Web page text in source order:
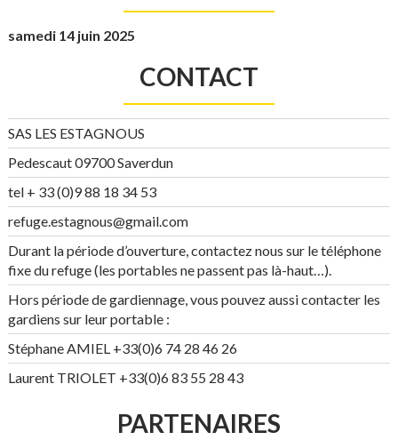
samedi 14 juin 2025
CONTACT
SAS LES ESTAGNOUS
Pedescaut 09700 Saverdun
tel + 33 (0)9 88 18 34 53
refuge.estagnous@gmail.com
Durant la période d’ouverture, contactez nous sur le téléphone
fixe du refuge (les portables ne passent pas là-haut…).
Hors période de gardiennage, vous pouvez aussi contacter les
gardiens sur leur portable :
Stéphane AMIEL +33(0)6 74 28 46 26
Laurent TRIOLET +33(0)6 83 55 28 43
PARTENAIRES